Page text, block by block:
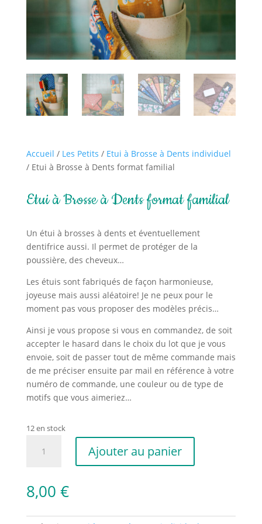
Accueil / Les Petits / Etui à Brosse à Dents individuel
/ Etui à Brosse à Dents format familial
Etui à Brosse à Dents format familial
Un étui à brosses à dents et éventuellement
dentifrice aussi. Il permet de protéger de la
poussière, des cheveux…
Les étuis sont fabriqués de façon harmonieuse,
joyeuse mais aussi aléatoire! Je ne peux pour le
moment pas vous proposer des modèles précis…
Ainsi je vous propose si vous en commandez, de soit
accepter le hasard dans le choix du lot que je vous
envoie, soit de passer tout de même commande mais
de me préciser ensuite par mail en référence à votre
numéro de commande, une couleur ou de type de
motifs que vous aimeriez…
12 en stock
Brosse
Ajouter au panier
8,00 €